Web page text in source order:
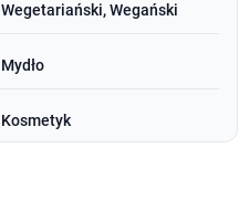
Wegetariański, Wegański
Mydło
Kosmetyk